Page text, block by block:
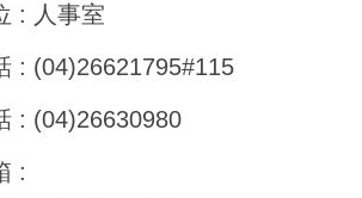
: 人事室
: (04)26621795#115
: (04)26630980
: